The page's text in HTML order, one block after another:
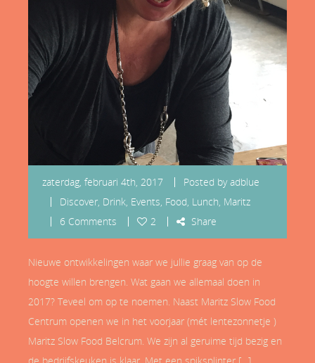
zaterdag, februari 4th, 2017 Posted byadblue
Discover, Drink, Events, Food, Lunch, Maritz
6 Comments
2 Share
Nieuwe ontwikkelingen waar we jullie graag van op de
hoogte willen brengen. Wat gaan we allemaal doen in
2017? Teveel om op te noemen. Naast Maritz Slow Food
Centrum openen we in het voorjaar (mét lentezonnetje )
Maritz Slow Food Belcrum. We zijn al geruime tijd bezig en